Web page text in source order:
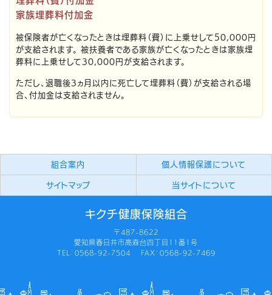
家族埋葬料付加金
被保険者が亡くなったときは埋葬料（費）に上乗せして50,000円
が支給されます。 被扶養者である家族が亡くなったときは家族埋
葬料に上乗せして30,000円が支給されます。
ただし、退職後3ヵ月以内に死亡して埋葬料（費）が支給される場
合、付加金は支給されません。
組合案内 個人情報保護について
サイトマップ 当サイトについて
キクチ健康保険組合
〒487-8622
愛知県春日井市高森台四丁目11番1号
TEL：0568-92-7504 FAX：0568-92-7469